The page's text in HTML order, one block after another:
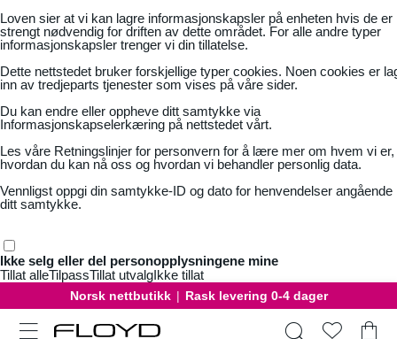
Loven sier at vi kan lagre informasjonskapsler på enheten hvis de er
strengt nødvendig for driften av dette området. For alle andre typer
informasjonskapsler trenger vi din tillatelse.
Dette nettstedet bruker forskjellige typer cookies. Noen cookies er
inn av tredjeparts tjenester som vises på våre sider.
Du kan endre eller oppheve ditt samtykke via
Informasjonskapselerkæring på nettstedet vårt.
Les våre Retningslinjer for personvern for å lære mer om hvem vi er,
hvordan du kan nå oss og hvordan vi behandler personlig data.
Vennligst oppgi din samtykke-ID og dato for henvendelser angående
ditt samtykke.
Ikke selg eller del personopplysningene mine
Tillat alleTilpassTillat utvalgIkke tillat
Norsk nettbutikk | Rask levering 0-4 dager